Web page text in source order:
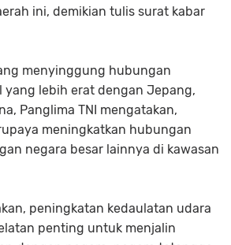
ini, demikian tulis surat kabar
menyinggung hubungan
yang lebih erat dengan Jepang,
Panglima TNI mengatakan,
meningkatkan hubungan
negara besar lainnya di kawasan
peningkatan kedaulatan udara
penting untuk menjalin